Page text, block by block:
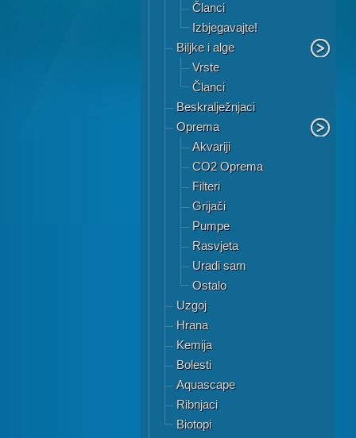
Članci
Izbjegavajte!
Biljke i alge
Vrste
Članci
Beskralježnjaci
Oprema
Akvariji
CO2 Oprema
Filteri
Grijači
Pumpe
Rasvjeta
Uradi sam
Ostalo
Uzgoj
Hrana
Kemija
Bolesti
Aquascape
Ribnjaci
Biotopi